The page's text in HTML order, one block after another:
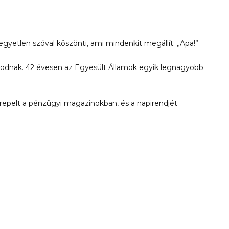
szóval köszönti, ami mindenkit megállít: „Apa!”
42 évesen az Egyesült Államok egyik legnagyobb
a pénzügyi magazinokban, és a napirendjét